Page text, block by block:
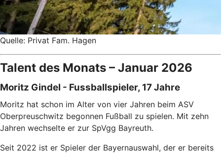
Quelle: Privat Fam. Hagen
Talent des Monats – Januar 2026
Moritz Gindel - Fussballspieler, 17 Jahre
Moritz hat schon im Alter von vier Jahren beim ASV
Oberpreuschwitz begonnen Fußball zu spielen. Mit zehn
Jahren wechselte er zur SpVgg Bayreuth.
Seit 2022 ist er Spieler der Bayernauswahl, der er bereits